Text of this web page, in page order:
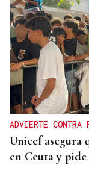
ADVIERTE CONTRA
Unicef asegura
en Ceuta y